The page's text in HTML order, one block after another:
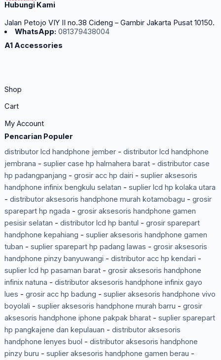
Hubungi Kami
Jalan Petojo VIY II no.38 Cideng – Gambir Jakarta Pusat 10150.
WhatsApp: 081379438004
A1 Accessories
Shop
Cart
My Account
Pencarian Populer
distributor lcd handphone jember- distributor lcd handphone
jembrana - suplier case hp halmahera barat- distributor case
hp padangpanjang - grosir acc hp dairi - suplier aksesoris
handphone infinix bengkulu selatan - suplier lcd hp kolaka utara
- distributor aksesoris handphone murah kotamobagu - grosir
sparepart hp ngada - grosir aksesoris handphone gamen
pesisir selatan - distributor lcd hp bantul - grosir sparepart
handphone kepahiang - suplier aksesoris handphone gamen
tuban - suplier sparepart hp padang lawas - grosir aksesoris
handphone pinzy banyuwangi - distributor acc hp kendari -
suplier lcd hp pasaman barat- grosir aksesoris handphone
infinix natuna - distributor aksesoris handphone infinix gayo
lues - grosir acc hp badung - suplier aksesoris handphone vivo
boyolali - suplier aksesoris handphone murah barru - grosir
aksesoris handphone iphone pakpak bharat- suplier sparepart
hp pangkajene dan kepulauan - distributor aksesoris
handphone lenyes buol - distributor aksesoris handphone
pinzy buru - suplier aksesoris handphone gamen berau -